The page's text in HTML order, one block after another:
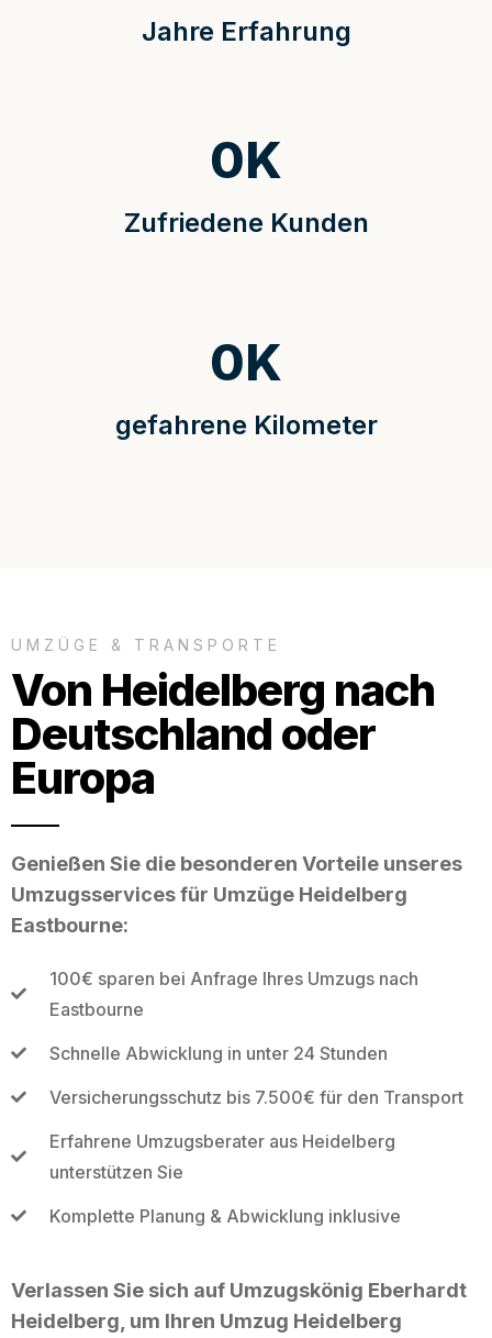
Jahre Erfahrung
Zufriedene Kunden
0K
gefahrene Kilometer
0K
UMZÜGE & TRANSPORTE
Von Heidelberg nach
Deutschland oder
Europa
Genießen Sie die besonderen Vorteile unseres
Umzugsservices für Umzüge Heidelberg
Eastbourne:
100€ sparen bei Anfrage Ihres Umzugs nach
Eastbourne
Schnelle Abwicklung in unter 24 Stunden
Versicherungsschutz bis 7.500€ für den Transport
Erfahrene Umzugsberater aus Heidelberg
unterstützen Sie
Komplette Planung & Abwicklung inklusive
Verlassen Sie sich auf Umzugskönig Eberhardt
Heidelberg, um Ihren Umzug Heidelberg